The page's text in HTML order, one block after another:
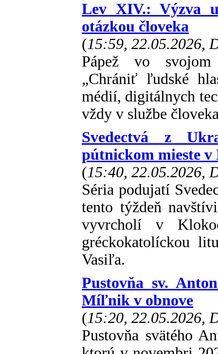
Lev XIV.: Výzva
otázkou človeka
(15:59, 22.05.2026,
Pápež vo svojom
„Chrániť ľudské
médií, digitálnych
vždy v službe
Svedectvá z
pútnickom mieste v
(15:40, 22.05.2026,
Séria podujatí
tento týždeň
vyvrcholí v
gréckokatolíckou
Vasiľa.
Pustovňa sv.
Míľnik v obnove
(15:20, 22.05.2026,
Pustovňa svätého